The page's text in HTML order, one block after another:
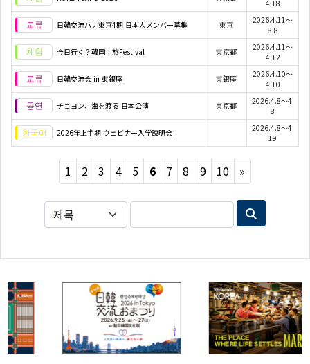
4.18
日韓交流ハナ東京4期 日本人メンバー募集 東京
2026.4.11～
8.8
今日行く？韓国！旅Festival 東京都
2026.4.11～
4.12
日韓交流会 in 東銀座 東銀座
2026.4.10～
4.10
チョヨン、海を渡る 日本公演 東京都
2026.4.8～4.
8
2026年上半期 ウェビナー入学説明会
2026.4.8～4.
19
1 2 3 4 5 6 7 8 9 10 »